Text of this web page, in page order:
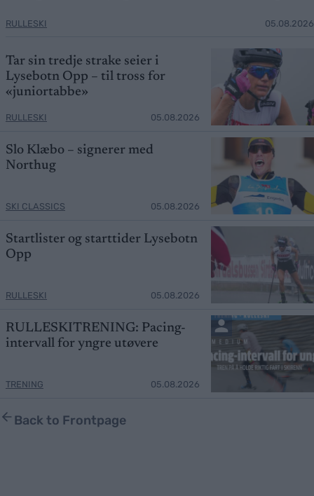
RULLESKI 05.08.2026
Tar sin tredje strake seier i
Lysebotn Opp – til tross for
«juniortabbe»
RULLESKI 05.08.2026
Slo Klæbo – signerer med
Northug
SKI CLASSICS 05.08.2026
Startlister og starttider Lysebotn
Opp
RULLESKI 05.08.2026
RULLESKITRENING: Pacing-
intervall for yngre utøvere
TRENING 05.08.2026
Back to Frontpage